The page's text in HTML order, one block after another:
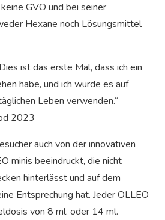
GVO und bei seiner
Hexane noch Lösungsmittel
ist das erste Mal, dass ich ein
habe, und ich würde es auf
Leben verwenden.“
2023
auch von der innovativen
minis beeindruckt, die nicht
hinterlässt und auf dem
Entsprechung hat. Jeder OLLEO
von 8 ml. oder 14 ml.